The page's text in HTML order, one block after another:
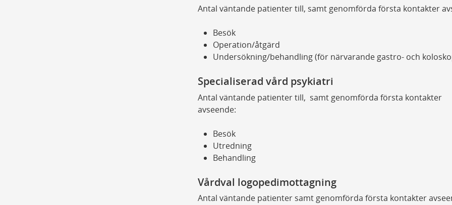
Antal väntande patienter till, samt genomförda första kontakter
Besök
Operation/åtgärd
Undersökning/behandling (för närvarande gastro- och
Specialiserad vård psykiatri
Antal väntande patienter till, samt genomförda första kontakter
avseende:
Besök
Utredning
Behandling
Vårdval logopedimottagning
Antal väntande patienter samt genomförda första kontakter